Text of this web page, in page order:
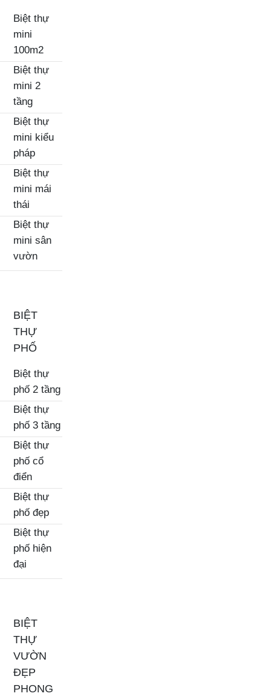
Biệt thự
mini
100m2
Biệt thự
mini 2
tầng
Biệt thự
mini kiểu
pháp
Biệt thự
mini mái
thái
Biệt thự
mini sân
vườn
BIỆT
THỰ
PHỐ
Biệt thự
phố 2 tầng
Biệt thự
phố 3 tầng
Biệt thự
phố cổ
điển
Biệt thự
phố đẹp
Biệt thự
phố hiện
đại
BIỆT
THỰ
VƯỜN
ĐẸP
PHONG